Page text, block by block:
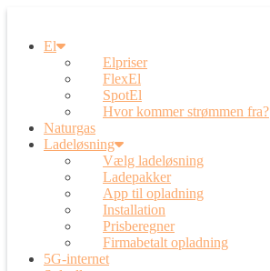
El
Elpriser
FlexEl
SpotEl
Hvor kommer strømmen fra?
Naturgas
Ladeløsning
Vælg ladeløsning
Ladepakker
App til opladning
Installation
Prisberegner
Firmabetalt opladning
5G-internet